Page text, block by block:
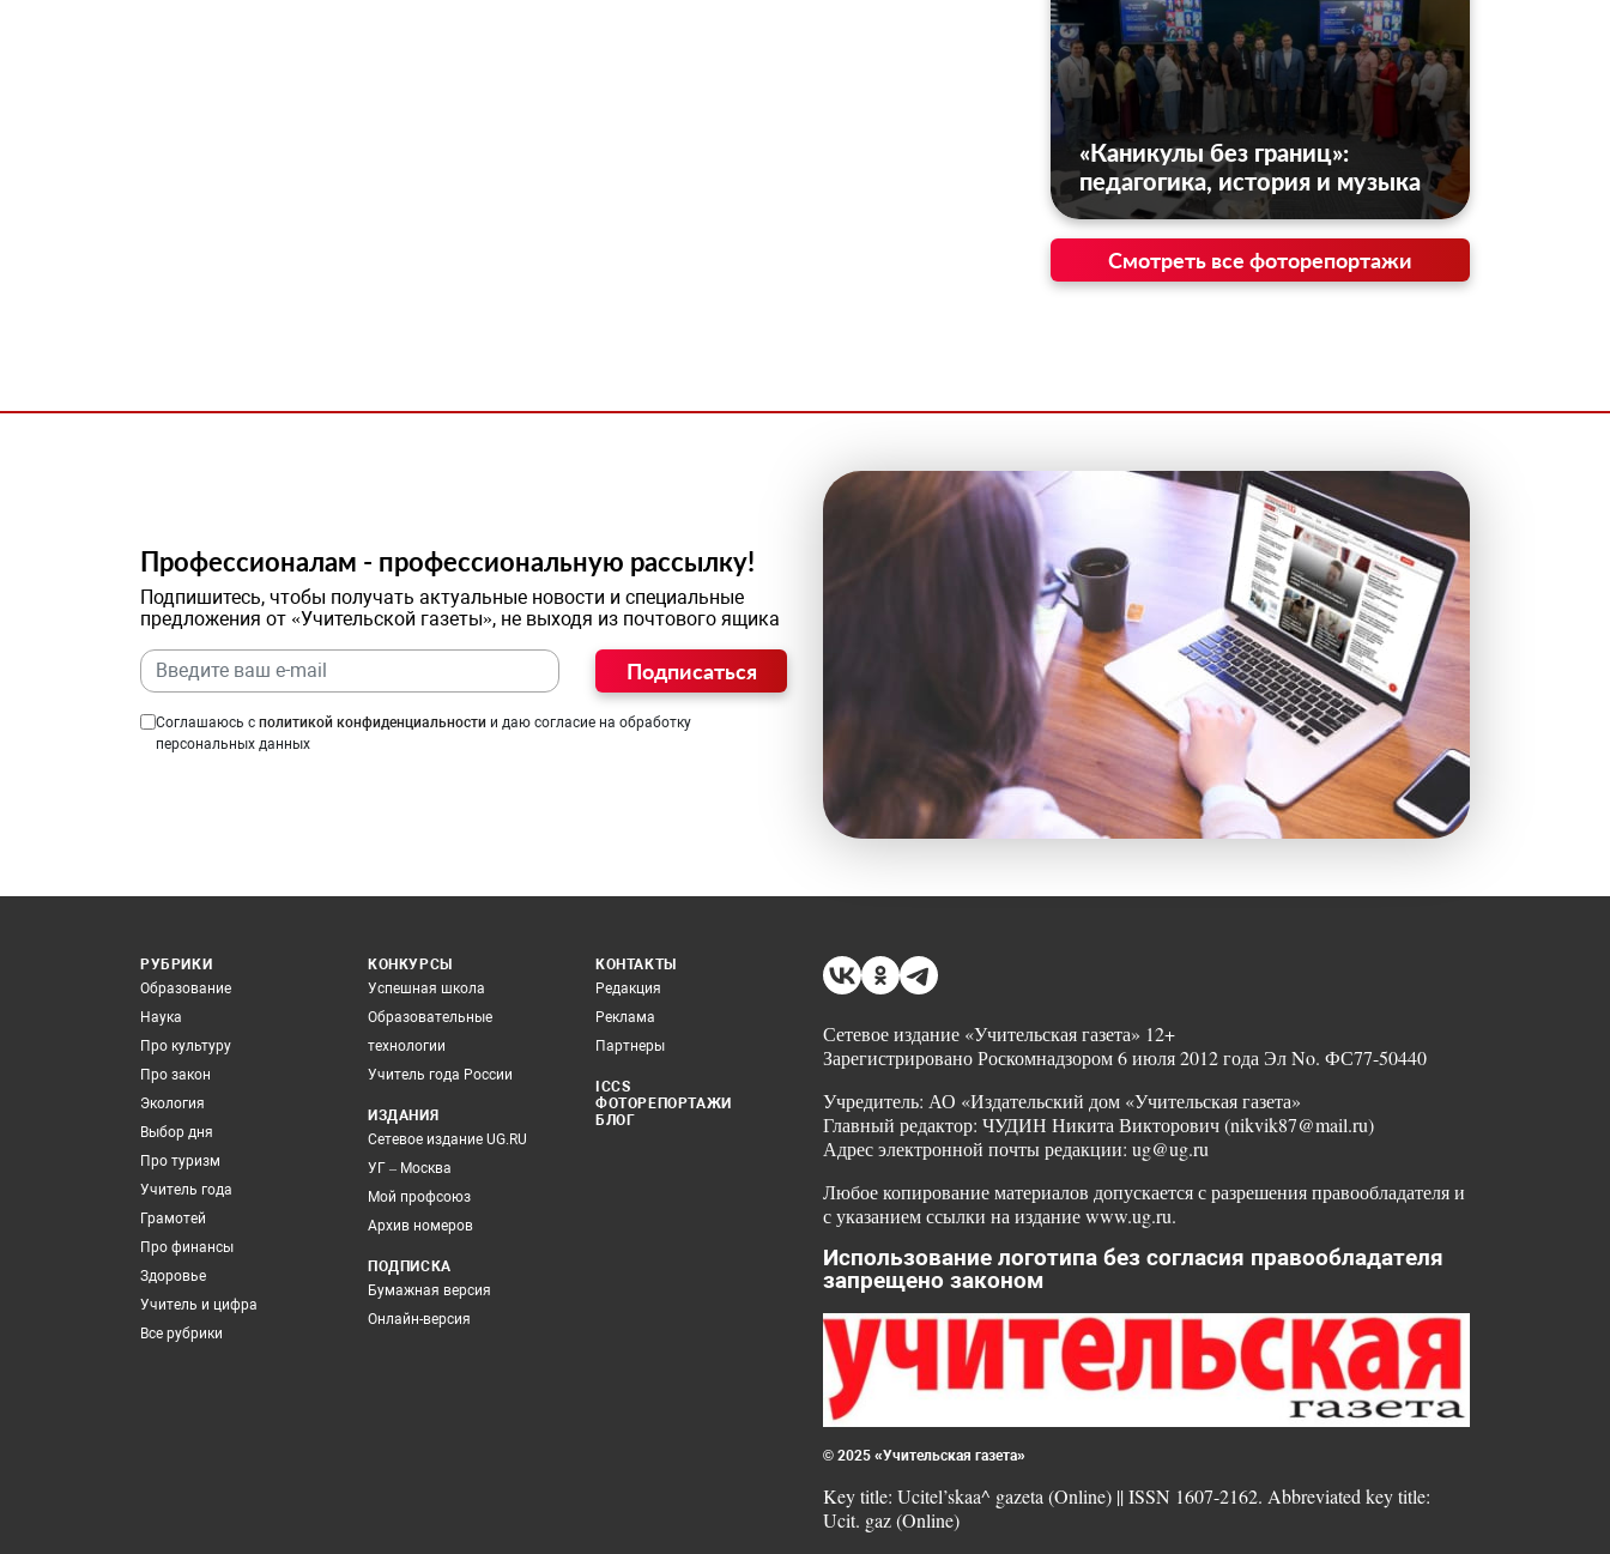
«Каникулы без границ»:
педагогика, история и музыка
Смотреть все фоторепортажи
Профессионалам - профессиональную рассылку!
Подпишитесь, чтобы получать актуальные новости и специальные
предложения от «Учительской газеты», не выходя из почтового ящика
Подписаться
Соглашаюсь с политикой конфиденциальности и даю согласие на обработку
персональных данных
РУБРИКИ
Образование
Наука
Про культуру
Про закон
Экология
Выбор дня
Про туризм
Учитель года
Грамотей
Про финансы
Здоровье
Учитель и цифра
Все рубрики
КОНКУРСЫ
Успешная школа
Образовательные
технологии
Учитель года России
ИЗДАНИЯ
Сетевое издание UG.RU
УГ – Москва
Мой профсоюз
Архив номеров
ПОДПИСКА
Бумажная версия
Онлайн-версия
КОНТАКТЫ
Редакция
Реклама
Партнеры
ICCS
ФОТОРЕПОРТАЖИ
БЛОГ
Сетевое издание «Учительская газета» 12+
Зарегистрировано Роскомнадзором 6 июля 2012 года Эл No. ФС77-50440
Учредитель: АО «Издательский дом «Учительская газета»
Главный редактор: ЧУДИН Никита Викторович (nikvik87@mail.ru)
Адрес электронной почты редакции: ug@ug.ru
Любое копирование материалов допускается с разрешения правообладателя и
с указанием ссылки на издание www.ug.ru.
Использование логотипа без согласия правообладателя
запрещено законом
© 2025 «Учительская газета»
Key title: Ucitel’skaa^ gazeta (Online) || ISSN 1607-2162. Abbreviated key title:
Ucit. gaz (Online)